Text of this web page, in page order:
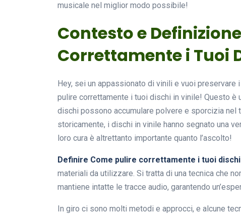
musicale nel miglior modo possibile!
Contesto e
Correttamente i Tuoi
Hey, sei un appassionato di vinili e vuoi preservare
pulire correttamente i tuoi dischi in vinile! Questo
dischi possono accumulare polvere e sporcizia nel
storicamente, i dischi in vinile hanno segnato una
loro cura è altrettanto importante quanto l’ascolto!
Definire Come pulire correttamente i tuoi
materiali da utilizzare. Si tratta di una tecnica che
mantiene intatte le tracce audio, garantendo
In giro ci sono molti metodi e approcci, e alcune